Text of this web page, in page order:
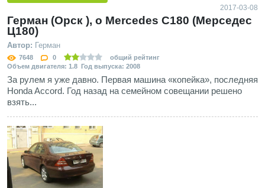
2017-03-08
Герман (Орск ), о Mercedes C180 (Мерседес
Ц180)
Автор: Герман
7648 0
общий рейтинг
Объем двигателя: 1.8 Год выпуска: 2008
За рулем я уже давно. Первая машина «копейка», последняя
Honda Accord. Год назад на семейном совещании решено
взять...